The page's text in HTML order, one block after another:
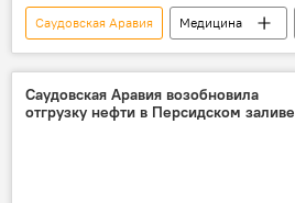
Саудовская Аравия Медицина
робот
Система
Саудовская Аравия возобновила
отгрузку нефти в Персидском заливе